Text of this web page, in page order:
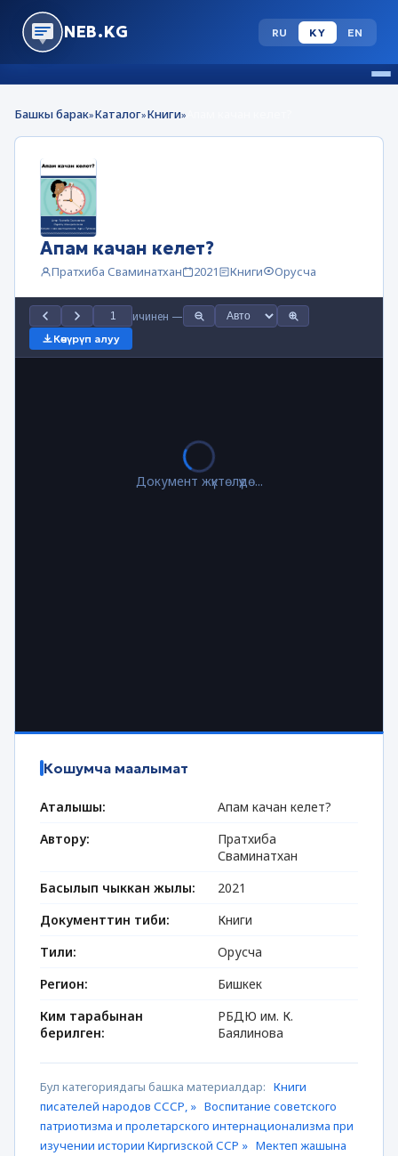
NEB.KG RU KY EN
Башкы барак»Каталог»Книги»
Апам качан келет?
Пратхиба Сваминатхан 2021 Книги Орусча
ичинен —
Көчүрүп алуу
Документ жүктөлүүдө...
Кошумча маалымат
Аталышы:
Апам качан келет?
Автору:
Пратхиба
Сваминатхан
Басылып чыккан жылы:
2021
Документтин тиби:
Книги
Тили:
Орусча
Регион:
Бишкек
Ким тарабынан
берилген:
РБДЮ им. К.
Баялинова
Бул категориядагы башка материалдар: Книги
писателей народов СССР, » Воспитание советского
патриотизма и пролетарского интернационализма при
изучении истории Киргизской ССР » Мектеп жашына